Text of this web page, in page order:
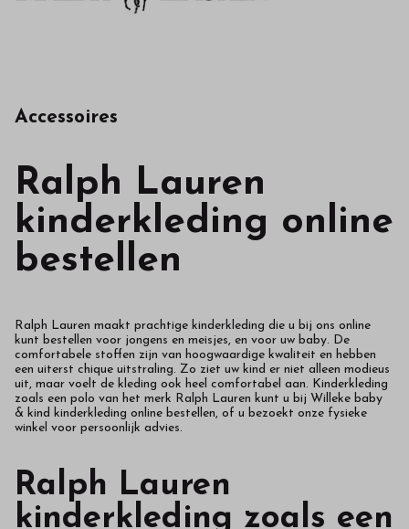
Accessoires
Ralph Lauren
kinderkleding online
bestellen
Ralph Lauren maakt prachtige kinderkleding die u bij ons online
kunt bestellen voor jongens en meisjes, en voor uw baby. De
comfortabele stoffen zijn van hoogwaardige kwaliteit en hebben
een uiterst chique uitstraling. Zo ziet uw kind er niet alleen modieus
uit, maar voelt de kleding ook heel comfortabel aan. Kinderkleding
zoals een polo van het merk Ralph Lauren kunt u bij Willeke baby
& kind kinderkleding online bestellen, of u bezoekt onze fysieke
winkel voor persoonlijk advies.
Ralph Lauren
kinderkleding zoals een